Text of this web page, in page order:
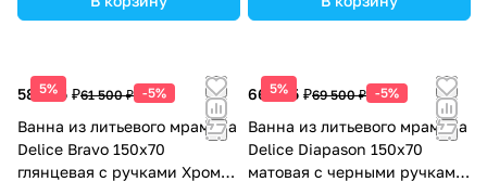
5%
58 425 ₽61 500 ₽ -5%
Ванна из литьевого мрамора
Delice Bravo 150х70
глянцевая с ручками Хром
5%
66 025 ₽69 500 ₽ -5%
Ванна из литьевого мрамора
Delice Diapason 150х70
матовая с черными ручками